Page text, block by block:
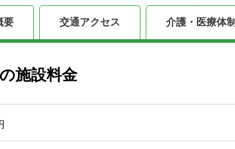
要 交通アクセス 介護・医療体制
施設料金